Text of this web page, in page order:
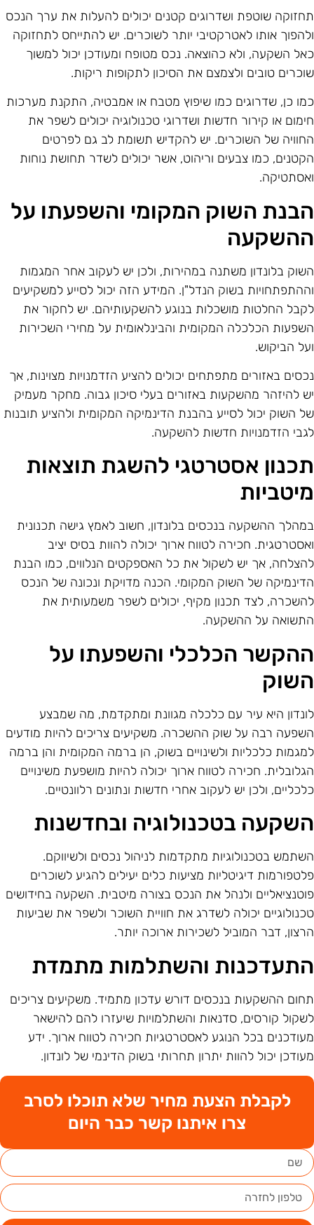
שוטפת ושדרוגים קטנים יכולים להעלות את ערך הנכס
אותו לאטרקטיבי יותר לשוכרים. יש להתייחס לתחזוקה
השקעה, ולא כהוצאה. נכס מטופח ומעודכן יכול למשוך
טובים ולצמצם את הסיכון לתקופות ריקות.
כן, שדרוגים כמו שיפוץ מטבח או אמבטיה, התקנת מערכות
או קירור חדשות ושדרוגי טכנולוגיה יכולים לשפר את
של השוכרים. יש להקדיש תשומת לב גם לפרטים
כמו צבעים וריהוט, אשר יכולים לשדר תחושת נוחות
השוק המקומי והשפעתו על
בלונדון משתנה במהירות, ולכן יש לעקוב אחר המגמות
בשוק הנדל"ן. המידע הזה יכול לסייע למשקיעים
החלטות מושכלות בנוגע להשקעותיהם. יש לחקור את
הכלכלה המקומית והבינלאומית על מחירי השכירות
הביקוש.
באזורים מתפתחים יכולים להציע הזדמנויות מצוינות, אך
להיזהר מהשקעות באזורים בעלי סיכון גבוה. מחקר מעמיק
השוק יכול לסייע בהבנת הדינמיקה המקומית ולהציע תובנות
הזדמנויות חדשות להשקעה.
אסטרטגי להשגת תוצאות
ההשקעה בנכסים בלונדון, חשוב לאמץ גישה תכנונית
חכירה לטווח ארוך יכולה להוות בסיס יציב
אך יש לשקול את כל האספקטים הנלווים, כמו הבנת
של השוק המקומי. הכנה מדויקת ונכונה של הנכס
לצד תכנון מקיף, יכולים לשפר משמעותית את
על ההשקעה.
הכלכלי והשפעתו על
היא עיר עם כלכלה מגוונת ומתקדמת, מה שמבצע
רבה על שוק ההשכרה. משקיעים צריכים להיות מודעים
כלכליות ולשינויים בשוק, הן ברמה המקומית והן ברמה
חכירה לטווח ארוך יכולה להיות מושפעת משינויים
ולכן יש לעקוב אחרי חדשות ונתונים רלוונטיים.
בטכנולוגיה ובחדשנות
בטכנולוגיות מתקדמות לניהול נכסים ולשיווקם.
דיגיטליות מציעות כלים יעילים להגיע לשוכרים
ולנהל את הנכס בצורה מיטבית. השקעה בחידושים
יכולה לשדרג את חוויית השוכר ולשפר את שביעות
דבר המוביל לשכירות ארוכה יותר.
והשתלמות מתמדת
ההשקעות בנכסים דורש עדכון מתמיד. משקיעים צריכים
קורסים, סדנאות והשתלמויות שיעזרו להם להישאר
בכל הנוגע לאסטרטגיות חכירה לטווח ארוך. ידע
יכול להוות יתרון תחרותי בשוק הדינמי של לונדון.
לקבלת הצעת מחיר שלא תוכלו לסרב
צרו איתנו קשר כבר היום